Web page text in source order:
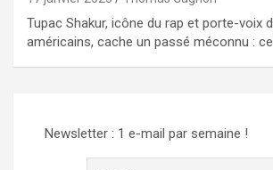
Tupac Shakur, icône du rap et porte-voix
américains, cache un passé méconnu :
Newsletter : 1 e-mail par semaine !